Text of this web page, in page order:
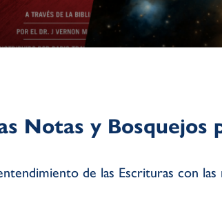
Notas y Bosquejos
de las Escrituras con